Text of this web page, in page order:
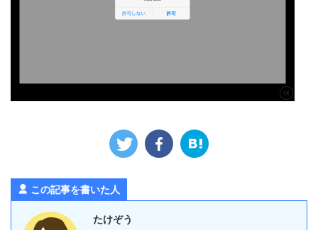
この記事を書いた人
たけぞう